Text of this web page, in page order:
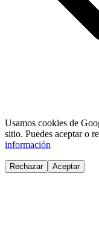
Usamos cookies de
sitio. Puedes aceptar o
información
Rechazar Aceptar